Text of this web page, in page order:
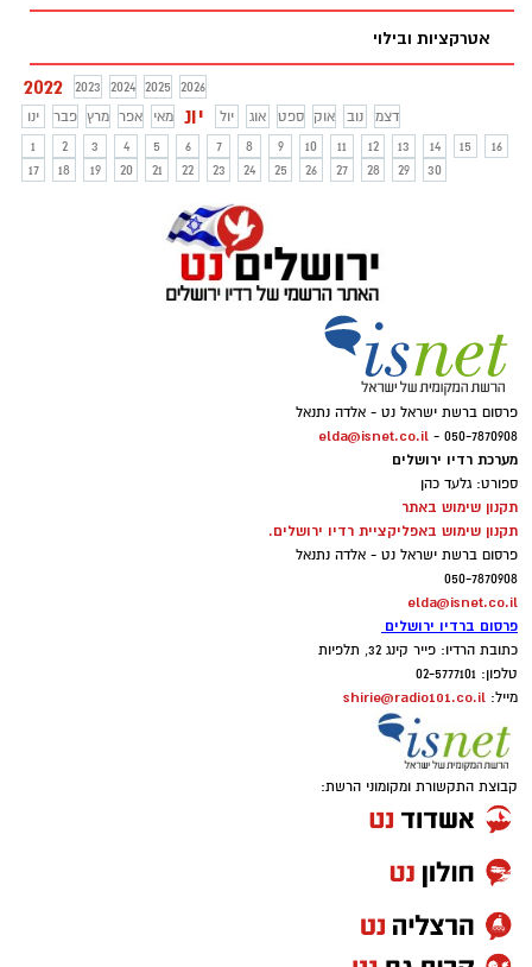
אטרקציות ובילוי
2022 2023 2024 2025
2026
ינו
פבר מרץ אפר מאי יונ יול אוג ספט אוק נוב
דצמ
1
2 3 4 5 6 7 8 9 10 11 12 13 14 15
16
17
18 19 20 21 22 23 24 25 26 27 28 29 30
פרסום ברשת ישראל נט - אלדה נתנאל
050-7870908 -
elda@isnet.co.il
מערכת רדיו ירושלים
ספורט: גלעד כהן
תקנון שימוש באתר
תקנון שימוש באפליקציית רדיו ירושלים.
פרסום ברשת ישראל נט - אלדה נתנאל
050-7870908
elda@isnet.co.il
פרסום ברדיו ירושלים
כתובת הרדיו: פייר קינג 32, תלפיות
טלפון: 02-5777101
מייל: shirie@radio101.co.il
קבוצת התקשורת ומקומוני הרשת: